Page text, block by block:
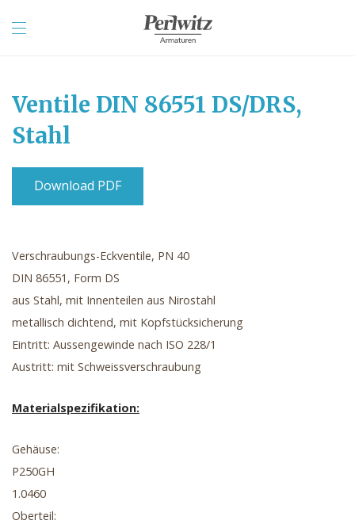
Ventile DIN 86551 DS/DRS,
Stahl
Download PDF
Verschraubungs-Eckventile, PN 40
DIN 86551, Form DS
aus Stahl, mit Innenteilen aus Nirostahl
metallisch dichtend, mit Kopfstücksicherung
Eintritt: Aussengewinde nach ISO 228/1
Austritt: mit Schweissverschraubung
Materialspezifikation:
Gehäuse:
P250GH
1.0460
Oberteil: